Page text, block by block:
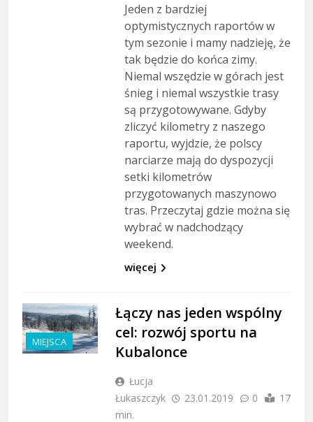
Jeden z bardziej
optymistycznych raportów w
tym sezonie i mamy nadzieję, że
tak będzie do końca zimy.
Niemal wszędzie w górach jest
śnieg i niemal wszystkie trasy
są przygotowywane. Gdyby
zliczyć kilometry z naszego
raportu, wyjdzie, że polscy
narciarze mają do dyspozycji
setki kilometrów
przygotowanych maszynowo
tras. Przeczytaj gdzie można się
wybrać w nadchodzący
weekend.
więcej
MIEJSCA
Łączy nas jeden wspólny
cel: rozwój sportu na
Kubalonce
Łucja
Łukaszczyk
23.01.2019 0
17
min.